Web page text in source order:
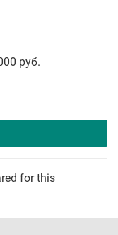
руб.
for this